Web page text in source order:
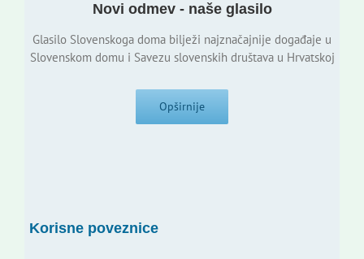
Novi odmev - naše glasilo
Glasilo Slovenskoga doma bilježi najznačajnije događaje u
Slovenskom domu i Savezu slovenskih društava u Hrvatskoj
Opširnije
Korisne poveznice